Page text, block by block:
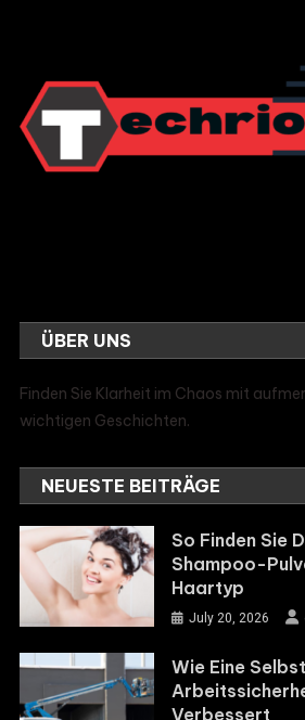
ÜBER UNS
Finden Sie Klarheit im Chaos mit
wichtigen Geschichten.
NEUESTE BEITRÄGE
So Finden Sie
Shampoo-
Haartyp
July 20, 2026
Wie Eine
Verbessert